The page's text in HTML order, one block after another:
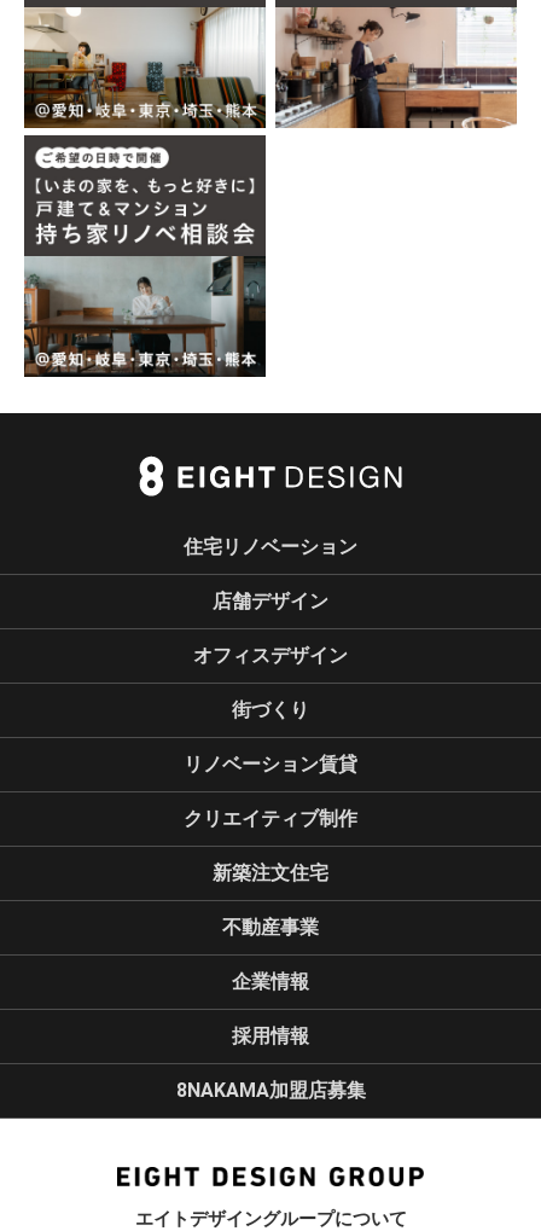
エイトデザイングループについて
住宅リノベーション
店舗デザイン
オフィスデザイン
街づくり
リノベーション賃貸
クリエイティブ制作
新築注文住宅
不動産事業
企業情報
採用情報
8NAKAMA加盟店募集